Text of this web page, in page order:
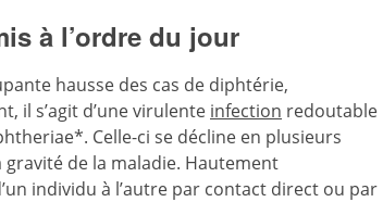
à l’ordre du jour
hausse des cas de diphtérie,
il s’agit d’une virulente infection redoutable
Celle-ci se décline en plusieurs
de la maladie. Hautement
individu à l’autre par contact direct ou par